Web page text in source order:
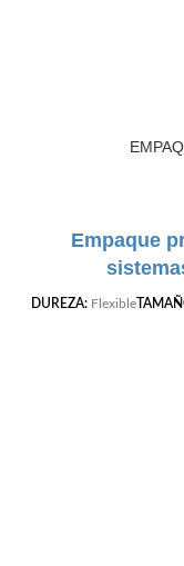
Empaque
DUREZA: Flexible